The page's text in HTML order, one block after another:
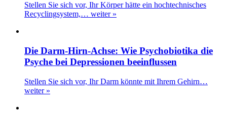
Stellen Sie sich vor, Ihr Körper hätte ein hochtechnisches
Recyclingsystem,… weiter »
Die Darm-Hirn-Achse: Wie Psychobiotika die
Psyche bei Depressionen beeinflussen
Stellen Sie sich vor, Ihr Darm könnte mit Ihrem Gehirn…
weiter »